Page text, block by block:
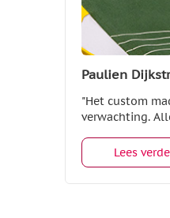
Paulien
"Het custom
verwachting.
Lees